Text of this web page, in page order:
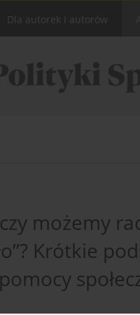
Dla autorek i autorów
możemy
Krótkie